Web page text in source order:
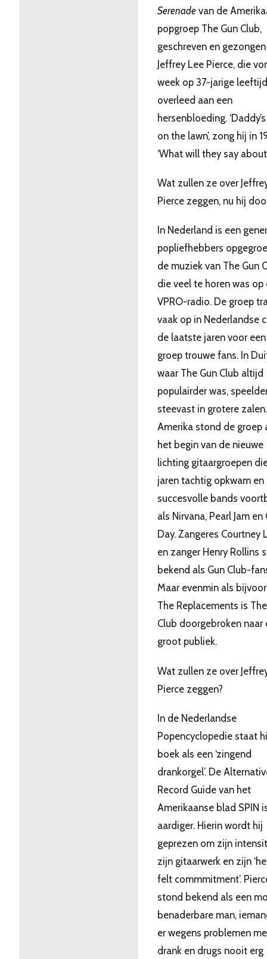
Serenade van de
popgroep The Gun Club,
geschreven en
Jeffrey Lee Pierce, die
week op 37-jarige leeftijd
overleed aan een
hersenbloeding.
on the lawn’, zong hij in
‘What will they say about
Wat zullen ze over
Pierce zeggen, nu hij
In Nederland is een
popliefhebbers
de muziek van The Gun
die veel te horen was op
VPRO-radio. De groep
vaak op in Nederlandse
de laatste jaren voor
groep trouwe fans. In
waar The Gun Club altijd
populairder was,
steevast in grotere
Amerika stond de groep
het begin van de nieuwe
lichting gitaargroepen
jaren tachtig opkwam en
succesvolle bands
als Nirvana, Pearl Jam en
Day. Zangeres Courtney
en zanger Henry Rollins
bekend als Gun Club-
Maar evenmin als
The Replacements is
Club doorgebroken naar
groot publiek.
Wat zullen ze over
Pierce zeggen?
In de Nederlandse
Popencyclopedie staat
boek als een ‘zingend
drankorgel’. De
Record Guide van het
Amerikaanse blad SPIN
aardiger. Hierin wordt hij
geprezen om zijn
zijn gitaarwerk en zijn
felt commmitment’.
stond bekend als een
benaderbare man,
er wegens problemen
drank en drugs nooit erg